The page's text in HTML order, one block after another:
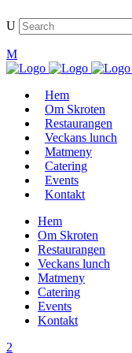
Hem
Om Skroten
Restaurangen
Veckans lunch
Matmeny
Catering
Events
Kontakt
Hem
Om Skroten
Restaurangen
Veckans lunch
Matmeny
Catering
Events
Kontakt